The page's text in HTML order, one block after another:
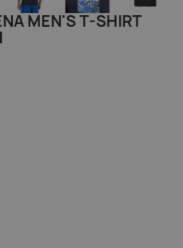
MEN'S T-SHIRT